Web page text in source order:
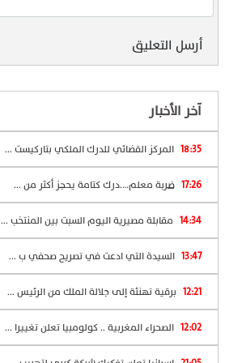
أرسل التعليق
آخر الأخبار
18:35 المركز القضائي للدرك الملكي بتاركيست ...
17:26 ضربة معلم….درك كتامة يحجز أكثر من ...
14:34 مقابلة مصيرية اليوم السبت بين المنتخب ...
13:47 السيدة التي ادعت في تصريح صحفي ب ...
12:21 برقية تهنئة إلى جلالة الملك من الرئيس ...
12:02 الصحراء المغربية .. كولومبيا تعلن تغييرا ...